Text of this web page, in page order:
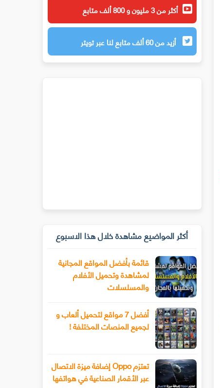
أكثر من 3 مليون و 800 ألف متابع
أزيد من 60 ألف متابع لنا عبر تويتر
أكثر المواضيع مشاهدة خلال هذا الاسبوع
قائمة بأفضل المواقع المجانية
لمشاهدة وتحميل الأفلام
والمسلسلات
أفضل 7 مواقع لتحميل ألعاب و
لجميع المنصات المختلفة !
تعتزم Oppo إضافة ميزة الاتصال
عبر الأقمار الصناعية في هواتفها